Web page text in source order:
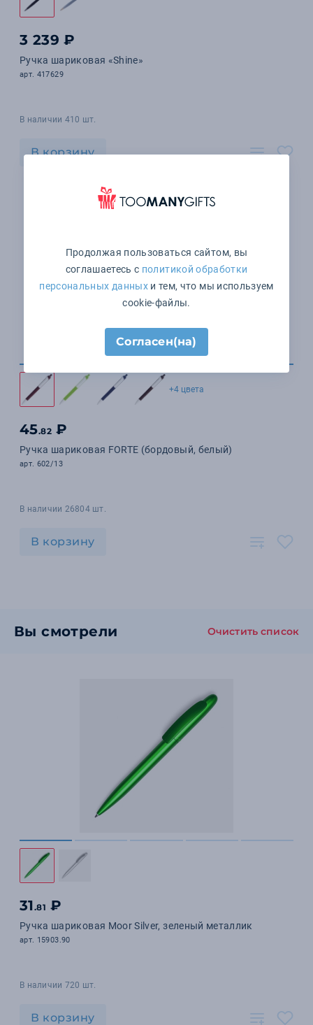
3 239 ₽
Ручка шариковая «Shine»
арт. 417629
В наличии 410 шт.
В корзину
+4 цвета
45.82 ₽
Ручка шариковая FORTE (бордовый, белый)
арт. 602/13
В наличии 26804 шт.
В корзину
Вы смотрели Очистить список
31.81 ₽
Ручка шариковая Moor Silver, зеленый металлик
арт. 15903.90
В наличии 720 шт.
В корзину
Продолжая пользоваться сайтом, вы
соглашаетесь с политикой обработки
персональных данныхи тем, что мы используем
cookie-файлы.
Согласен(на)